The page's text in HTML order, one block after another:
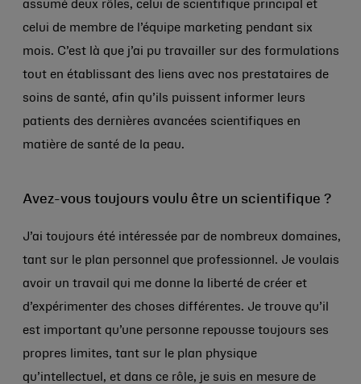
assumé deux rôles, celui de scientifique principal et
celui de membre de l’équipe marketing pendant six
mois. C’est là que j’ai pu travailler sur des formulations
tout en établissant des liens avec nos prestataires de
soins de santé, afin qu’ils puissent informer leurs
patients des dernières avancées scientifiques en
matière de santé de la peau.
Avez-vous toujours voulu être un scientifique ?
J’ai toujours été intéressée par de nombreux domaines,
tant sur le plan personnel que professionnel. Je voulais
avoir un travail qui me donne la liberté de créer et
d’expérimenter des choses différentes. Je trouve qu’il
est important qu’une personne repousse toujours ses
propres limites, tant sur le plan physique
qu’intellectuel, et dans ce rôle, je suis en mesure de